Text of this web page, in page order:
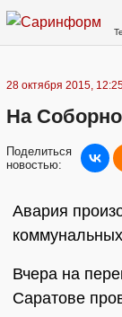
28 октября 2015,
На
Поделиться
новостью:
Авария
Вчера на
Саратове